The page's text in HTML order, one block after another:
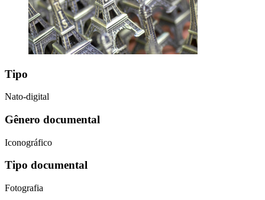
Tipo
Nato-digital
Gênero documental
Iconográfico
Tipo documental
Fotografia